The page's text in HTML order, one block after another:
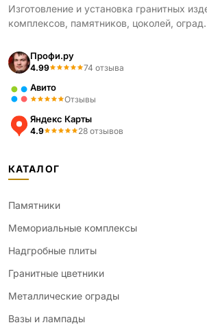
Изготовление и установка гранитных
комплексов, памятников, цоколей, оград.
Профи.ру
4.99 74 отзыва
Авито
Отзывы
Яндекс Карты
4.9 28 отзывов
КАТАЛОГ
Памятники
Мемориальные комплексы
Надгробные плиты
Гранитные цветники
Металлические ограды
Вазы и лампады